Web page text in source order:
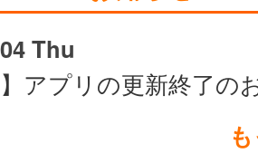
Thu
】アプリの更新終了の